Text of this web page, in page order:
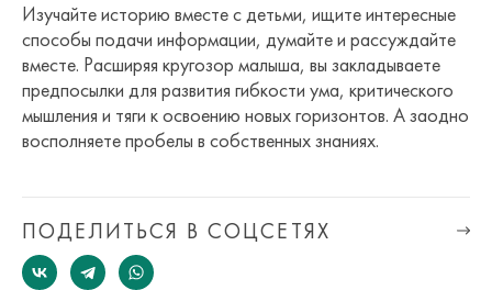
Изучайте историю вместе с детьми, ищите интересные
способы подачи информации, думайте и рассуждайте
вместе. Расширяя кругозор малыша, вы закладываете
предпосылки для развития гибкости ума, критического
мышления и тяги к освоению новых горизонтов. А заодно
восполняете пробелы в собственных знаниях.
ПОДЕЛИТЬСЯ В СОЦСЕТЯХ